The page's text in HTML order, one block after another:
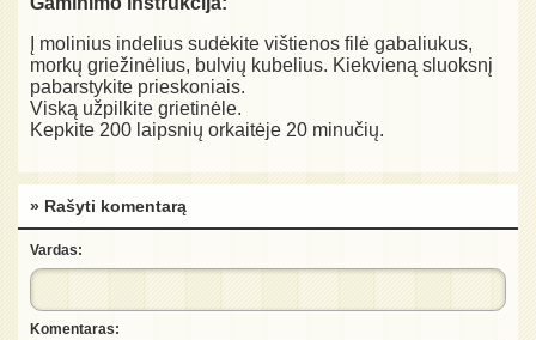
Į molinius indelius sudėkite vištienos filė gabaliukus,
morkų griežinėlius, bulvių kubelius. Kiekvieną sluoksnį
pabarstykite prieskoniais.
Viską užpilkite grietinėle.
Kepkite 200 laipsnių orkaitėje 20 minučių.
» Rašyti komentarą
Vardas:
Komentaras: